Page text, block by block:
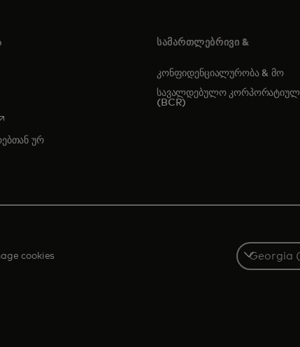
in a new tab
ურ
ᲡᲐᲛᲐᲠᲗᲚᲔᲑᲠᲘᲕᲘ &
კონფიდენციალურობა & მო
სავალდებულო კორპორატიული
(BCR)
cookies
Select
a
country